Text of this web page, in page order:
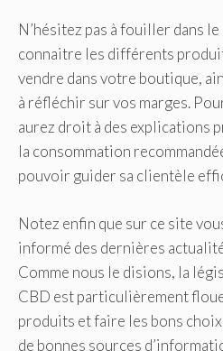
N’hésitez pas à fouiller dans
connaitre les différents
vendre dans votre boutique,
à réfléchir sur vos marges.
aurez droit à des explications
la consommation
pouvoir guider sa clientèle
Notez enfin que sur ce site
informé des dernières
Comme nous le disions, la
CBD est particulièrement
produits et faire les bons
de bonnes sources